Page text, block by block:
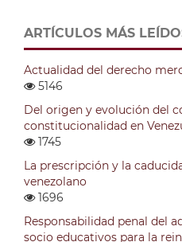
ARTÍCULOS MÁS
Actualidad del derecho
5146
Del origen y evolución del
constitucionalidad en
1745
La prescripción y la
venezolano
1696
Responsabilidad penal del
socio educativos para la